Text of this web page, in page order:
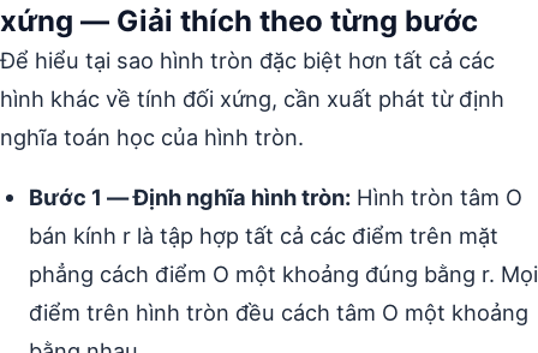
xứng — Giải thích theo từng bước
Để hiểu tại sao hình tròn đặc biệt hơn tất cả các
hình khác về tính đối xứng, cần xuất phát từ định
nghĩa toán học của hình tròn.
Bước 1 — Định nghĩa hình tròn: Hình tròn tâm O
bán kính r là tập hợp tất cả các điểm trên mặt
phẳng cách điểm O một khoảng đúng bằng r. Mọi
điểm trên hình tròn đều cách tâm O một khoảng